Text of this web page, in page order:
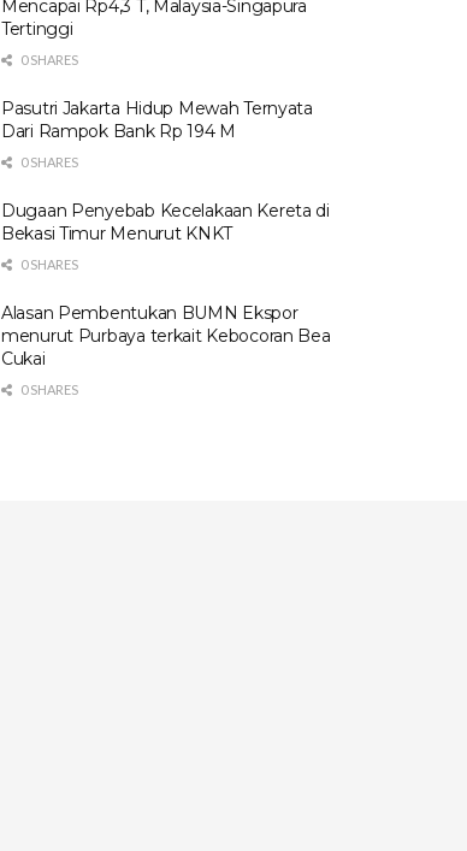
Mencapai Rp4,3 T, Malaysia-Singapura
Tertinggi
0 SHARES
Pasutri Jakarta Hidup Mewah Ternyata
Dari Rampok Bank Rp 194 M
0 SHARES
Dugaan Penyebab Kecelakaan Kereta di
Bekasi Timur Menurut KNKT
0 SHARES
Alasan Pembentukan BUMN Ekspor
menurut Purbaya terkait Kebocoran Bea
Cukai
0 SHARES